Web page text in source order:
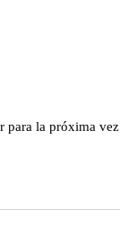
para la próxima